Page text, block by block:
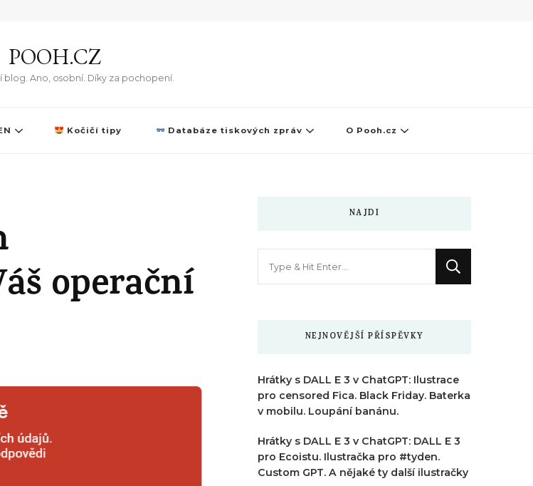
POOH.CZ
blog. Ano, osobní. Díky za pochopení.
Kočičí tipy Databáze tiskových zpráv O Pooh.cz
operační
NAJDI
NEJNOVĚJŠÍ PŘÍSPĚVKY
Hrátky s DALL E 3 v ChatGPT: Ilustrace
pro censored Fica. Black Friday. Baterka
v mobilu. Loupání banánu.
Hrátky s DALL E 3 v ChatGPT: DALL E 3
pro Ecoistu. Ilustračka pro #tyden.
Custom GPT. A nějaké ty další ilustračky